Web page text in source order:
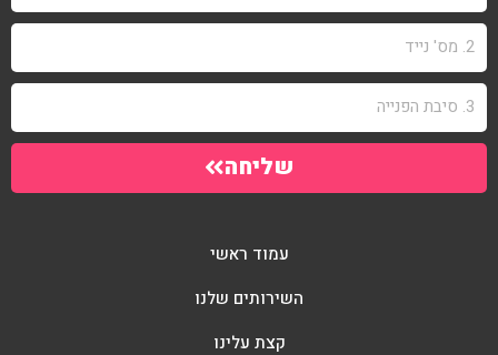
שליחה
עמוד ראשי
השירותים שלנו
קצת עלינו